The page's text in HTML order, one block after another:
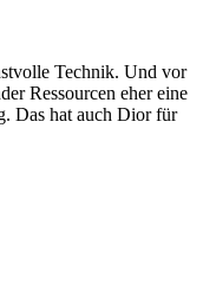
Technik. Und vor
Ressourcen eher eine
Das hat auch Dior für